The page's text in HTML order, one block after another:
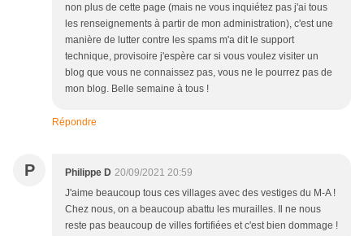
non plus de cette page (mais ne vous inquiétez pas j'ai tous
les renseignements à partir de mon administration), c'est une
manière de lutter contre les spams m'a dit le support
technique, provisoire j'espère car si vous voulez visiter un
blog que vous ne connaissez pas, vous ne le pourrez pas de
mon blog. Belle semaine à tous !
Répondre
P Philippe D 20/09/2021 20:59
J'aime beaucoup tous ces villages avec des vestiges du M-A !
Chez nous, on a beaucoup abattu les murailles. Il ne nous
reste pas beaucoup de villes fortifiées et c'est bien dommage !